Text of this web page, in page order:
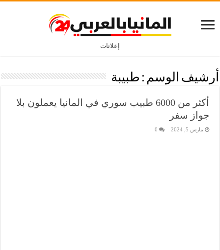
إعلانات
أرشيف الوسم : طبيبة
أكثر من 6000 طبيب سوري في المانيا يعملون بلا
جواز سفر
مارس 5, 2024 0